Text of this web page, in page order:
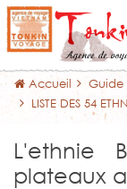
Accueil
LISTE DES 54
L'ethnie
plateaux